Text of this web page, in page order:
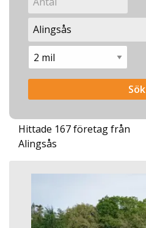
Hittade 167 företag från
Alingsås